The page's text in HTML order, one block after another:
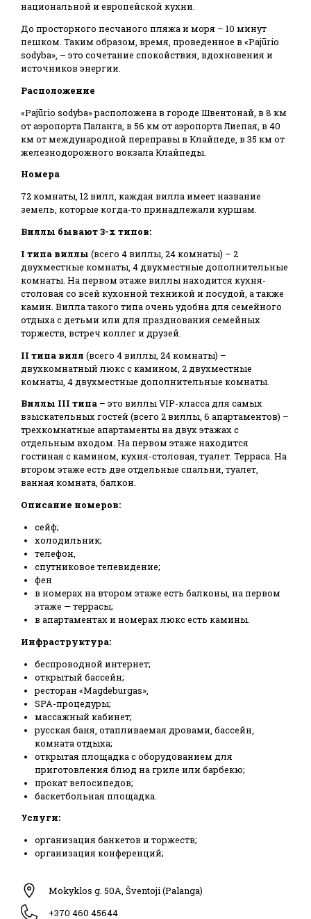
национальной и европейской кухни.
До просторного песчаного пляжа и моря – 10 минут
пешком. Таким образом, время, проведенное в «Pajūrio
sodyba», – это сочетание спокойствия, вдохновения и
источников энергии.
Расположение
«Pajūrio sodyba» расположена в городе Швентонай, в 8 км
от аэропорта Паланга, в 56 км от аэропорта Лиепая, в 40
км от международной переправы в Клайпеде, в 35 км от
железнодорожного вокзала Клайпеды.
Номера
72 комнаты, 12 вилл, каждая вилла имеет название
земель, которые когда-то принадлежали куршам.
Виллы бывают 3-х типов:
I типа виллы (всего 4 виллы, 24 комнаты) – 2
двухместные комнаты, 4 двухместные дополнительные
комнаты. На первом этаже виллы находится кухня-
столовая со всей кухонной техникой и посудой, а также
камин. Вилла такого типа очень удобна для семейного
отдыха с детьми или для празднования семейных
торжеств, встреч коллег и друзей.
II типа вилл (всего 4 виллы, 24 комнаты) –
двухкомнатный люкс с камином, 2 двухместные
комнаты, 4 двухместные дополнительные комнаты.
Виллы III типа – это виллы VIP-класса для самых
взыскательных гостей (всего 2 виллы, 6 апартаментов) –
трехкомнатные апартаменты на двух этажах с
отдельным входом. На первом этаже находится
гостиная с камином, кухня-столовая, туалет. Терраса. На
втором этаже есть две отдельные спальни, туалет,
ванная комната, балкон.
Описание номеров:
сейф;
холодильник;
телефон,
спутниковое телевидение;
фен
в номерах на втором этаже есть балконы, на первом
этаже — террасы;
в апартаментах и номерах люкс есть камины.
Инфраструктура:
беспроводной интернет;
открытый бассейн;
ресторан «Magdeburgas»,
SPA-процедуры;
массажный кабинет;
русская баня, отапливаемая дровами, бассейн,
комната отдыха;
открытая площадка с оборудованием для
приготовления блюд на гриле или барбекю;
прокат велосипедов;
баскетбольная площадка.
Услуги:
организация банкетов и торжеств;
организация конференций;
Mokyklos g. 50A, Šventoji (Palanga)
+370 460 45644